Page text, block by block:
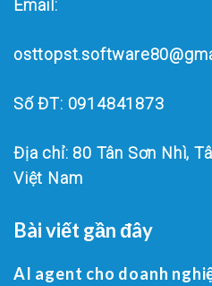
Email:
Số ĐT: 0914841873
Địa chỉ: 80 Tân Sơn Nhì,
Việt Nam
Bài viết gần đây
AI agent cho doanh